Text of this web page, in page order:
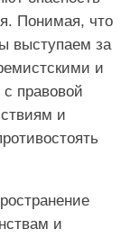
Понимая, что
выступаем за
и
правовой
и
и